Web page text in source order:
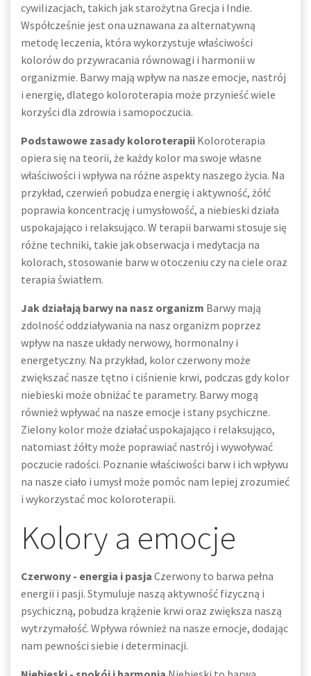
cywilizacjach, takich jak starożytna Grecja i Indie.
Współcześnie jest ona uznawana za alternatywną
metodę leczenia, która wykorzystuje właściwości
kolorów do przywracania równowagi i harmonii w
organizmie. Barwy mają wpływ na nasze emocje, nastrój
i energię, dlatego koloroterapia może przynieść wiele
korzyści dla zdrowia i samopoczucia.
Podstawowe zasady koloroterapii Koloroterapia
opiera się na teorii, że każdy kolor ma swoje własne
właściwości i wpływa na różne aspekty naszego życia. Na
przykład, czerwień pobudza energię i aktywność, żółć
poprawia koncentrację i umysłowość, a niebieski działa
uspokajająco i relaksująco. W terapii barwami stosuje się
różne techniki, takie jak obserwacja i medytacja na
kolorach, stosowanie barw w otoczeniu czy na ciele oraz
terapia światłem.
Jak działają barwy na nasz organizm Barwy mają
zdolność oddziaływania na nasz organizm poprzez
wpływ na nasze układy nerwowy, hormonalny i
energetyczny. Na przykład, kolor czerwony może
zwiększać nasze tętno i ciśnienie krwi, podczas gdy kolor
niebieski może obniżać te parametry. Barwy mogą
również wpływać na nasze emocje i stany psychiczne.
Zielony kolor może działać uspokajająco i relaksująco,
natomiast żółty może poprawiać nastrój i wywoływać
poczucie radości. Poznanie właściwości barw i ich wpływu
na nasze ciało i umysł może pomóc nam lepiej zrozumieć
i wykorzystać moc koloroterapii.
Kolory a emocje
Czerwony - energia i pasja Czerwony to barwa pełna
energii i pasji. Stymuluje naszą aktywność fizyczną i
psychiczną, pobudza krążenie krwi oraz zwiększa naszą
wytrzymałość. Wpływa również na nasze emocje, dodając
nam pewności siebie i determinacji.